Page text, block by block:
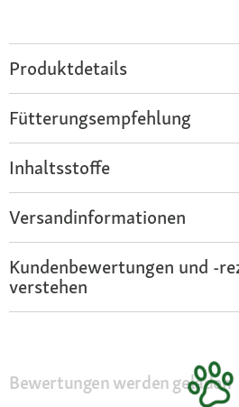
Produktdetails
Fütterungsempfehlung
Inhaltsstoffe
Versandinformationen
Kundenbewertungen und -
verstehen
Bewertungen werden geladen